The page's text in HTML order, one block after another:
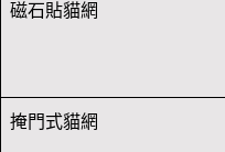
磁石貼貓網
掩門式貓網